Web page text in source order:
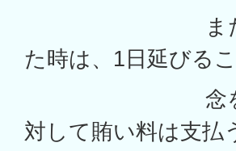
また、雨天
た時は、1日延びる
念を押して
対して賄い料は支払